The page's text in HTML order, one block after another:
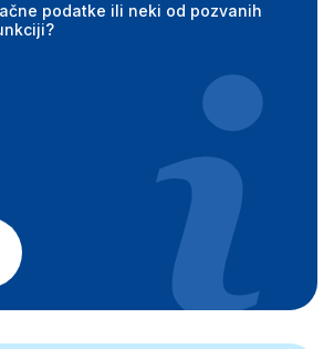
podatke ili neki od pozvanih